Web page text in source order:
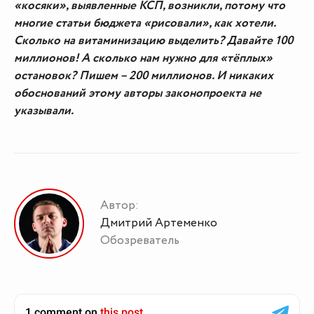
«косяки», выявленные КСП, возникли, потому что
многие статьи бюджета «рисовали», как хотели.
Сколько на витаминизацию выделить? Давайте 100
миллионов! А сколько нам нужно для «тёплых»
остановок? Пишем – 200 миллионов. И никаких
обоснований этому авторы законопроекта не
указывали.
Автор:
Дмитрий Артеменко
Обозреватель